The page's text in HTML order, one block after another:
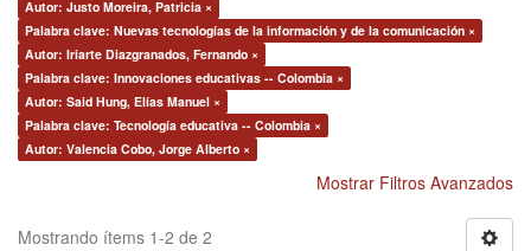
Autor: Justo Moreira, Patricia ×
Palabra clave: Nuevas tecnologías de la información y de la comunicación ×
Autor: Iriarte Diazgranados, Fernando ×
Palabra clave: Innovaciones educativas -- Colombia ×
Autor: Said Hung, Elías Manuel ×
Palabra clave: Tecnología educativa -- Colombia ×
Autor: Valencia Cobo, Jorge Alberto ×
Mostrar Filtros Avanzados
Mostrando ítems 1-2 de 2